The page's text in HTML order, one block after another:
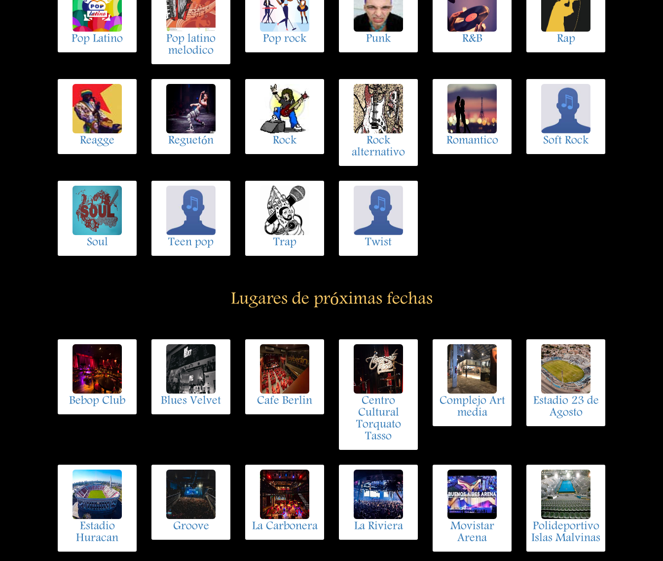
Pop Latino
Pop latino
melodico
Pop rock Punk R&B Rap
Reagge Reguetón Rock
Rock
alternativo
Romantico Soft Rock
Soul Teen pop Trap Twist
Lugares de próximas fechas
Bebop Club Blues Velvet Cafe Berlin
Centro
Cultural
Torquato
Tasso
Complejo Art
media
Estadio 23 de
Agosto
Estadio
Huracan
Groove La Carbonera La Riviera
Movistar
Arena
Polideportivo
Islas Malvinas